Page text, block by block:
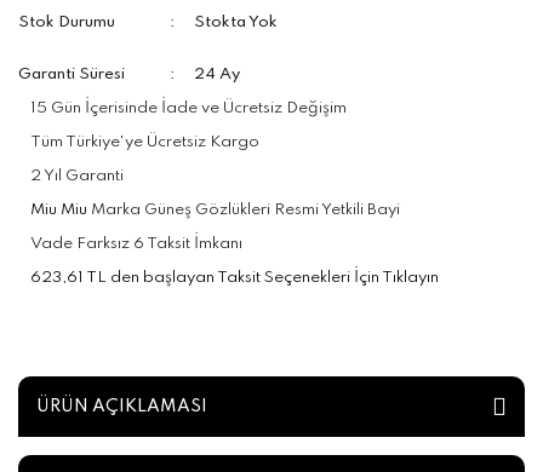
Stok Durumu
Stokta Yok
Garanti Süresi 24 Ay
15 Gün İçerisinde İade ve Ücretsiz Değişim
Tüm Türkiye'ye Ücretsiz Kargo
2 Yıl Garanti
Miu Miu Marka Güneş Gözlükleri Resmi Yetkili Bayi
Vade Farksız 6 Taksit İmkanı
623,61 TL den başlayan Taksit Seçenekleri İçin Tıklayın
ÜRÜN AÇIKLAMASI